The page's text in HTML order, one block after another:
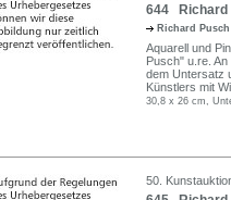
644 Richard
Richard
Aquarell und
Pusch" u.re.
dem Untersatz
Künstlers mit
30,8 x 26 cm,
50.